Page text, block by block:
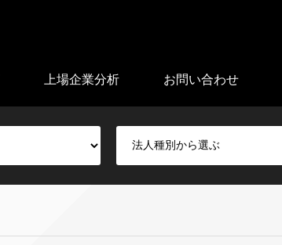
上場企業分析 お問い合わせ